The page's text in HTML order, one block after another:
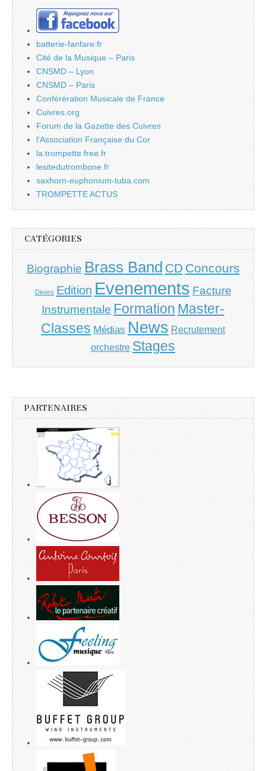
batterie-fanfare.fr
Cité de la Musique – Paris
CNSMD – Lyon
CNSMD – Paris
Conférération Musicale de France
Cuivres.org
Forum de la Gazette des Cuivres
l'Association Française du Cor
la.trompette.free.fr
lesitedutrombone.fr
saxhorn-euphonium-tuba.com
TROMPETTE ACTUS
CATÉGORIES
Biographie Brass Band CD Concours
Divers Edition Evenements Facture
Instrumentale Formation Master-
Classes Médias News Recrutement
orchestre Stages
PARTENAIRES